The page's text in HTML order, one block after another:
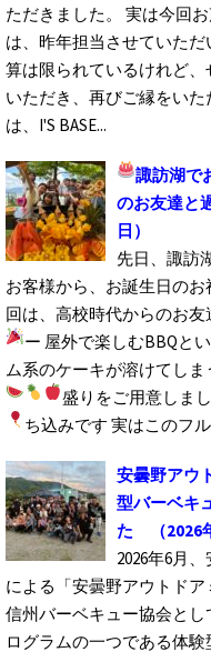
ただきました。 実は今回
は、昨年担当させていた
算は限られているけれど
いただき、再びご縁をい
は、I'S BASE...
諏訪湖で
のお友達と
日）
先日、諏訪
お客様から、お誕生日の
回は、高校時代からのお
ー 屋外で楽しむBBQと
ム系のケーキが溶けてし
盛りをご用意しま
ち込みです 実はこのフ
安曇野アウ
型バーベキ
た
（2026
2026年6月
による「安曇野アウトドア
信州バーベキュー協会と
ログラムの一つである体